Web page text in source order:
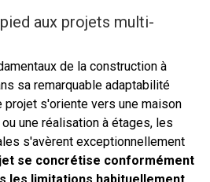
aux projets multi-
de la construction à
sa remarquable adaptabilité
projet s'oriente vers une maison
une réalisation à étages, les
s'avèrent exceptionnellement
se concrétise conformément